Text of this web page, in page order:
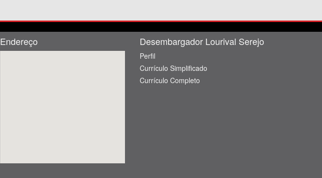
Endereço Desembargador Lourival Serejo
Perfil
Currículo Simplificado
Currículo Completo